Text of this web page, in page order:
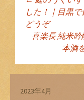
投稿
ン
した！｜目黒
どうぞ
喜楽長 純米
本酒
2023年4月